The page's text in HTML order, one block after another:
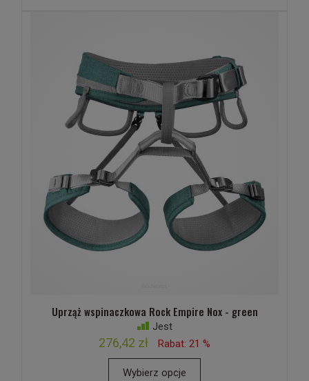
Uprząż wspinaczkowa Rock Empire Nox - green
Jest
276,42 zł Rabat: 21 %
Wybierz opcje